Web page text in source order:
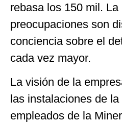
rebasa los 150 mil.
preocupaciones son
conciencia sobre el
cada vez mayor.
La visión de la
las instalaciones de
empleados de la